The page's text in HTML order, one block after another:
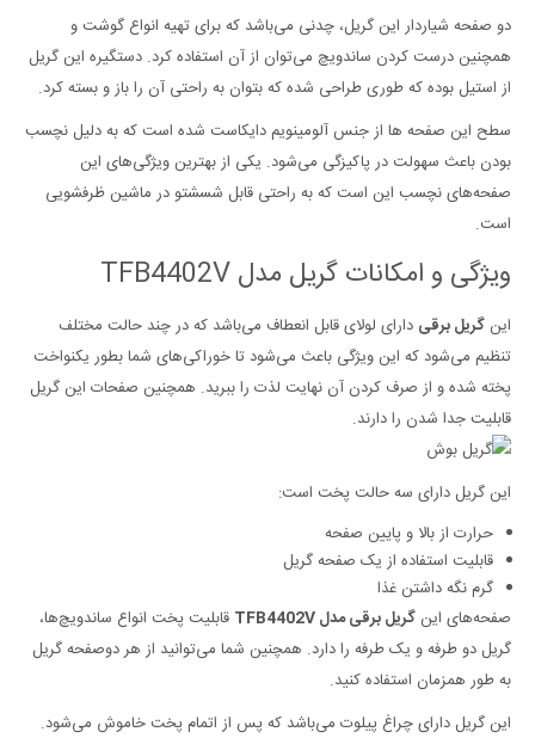
دو صفحه شیاردار این گریل، چدنی می‌باشد که برای تهیه انواع گوشت و
همچنین درست کردن ساندویچ می‌توان از آن استفاده کرد. دستگیره این گریل
از استیل بوده که طوری طراحی شده که بتوان به راحتی آن را باز و بسته کرد.
سطح این صفحه ها از جنس آلومینویم دایکاست شده است که به دلیل نچسب
بودن باعث سهولت در پاکیزگی می‌شود. یکی از بهترین ویژگی‌های این
صفحه‌های نچسب این است که به راحتی قابل شسشتو در ماشین ظرفشویی
است.
ویژگی و امکانات گریل مدل TFB4402V
این گریل برقی دارای لولای قابل انعطاف می‌باشد که در چند حالت مختلف
تنظیم می‌شود که این ویژگی باعث می‌شود تا خوراکی‌های شما بطور یکنواخت
پخته شده و از صرف کردن آن نهایت لذت را ببرید. همچنین صفحات این گریل
قابلیت جدا شدن را دارند.
این گریل دارای سه حالت پخت است:
حرارت از بالا و پایین صفحه
قابلیت استفاده از یک صفحه گریل
گرم نگه داشتن غذا
صفحه‌‌های این گریل برقی مدل TFB4402V
قابلیت پخت انواع ساندویچ‌ها،
گریل دو طرفه و یک طرفه را دارد. همچنین شما می‌توانید از هر دوصفحه گریل
به طور همزمان استفاده کنید.
این گریل دارای چراغ پیلوت می‌باشد که پس از اتمام پخت خاموش می‌شود.